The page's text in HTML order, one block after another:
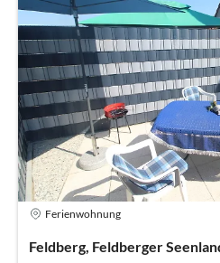
Ferienwohnung